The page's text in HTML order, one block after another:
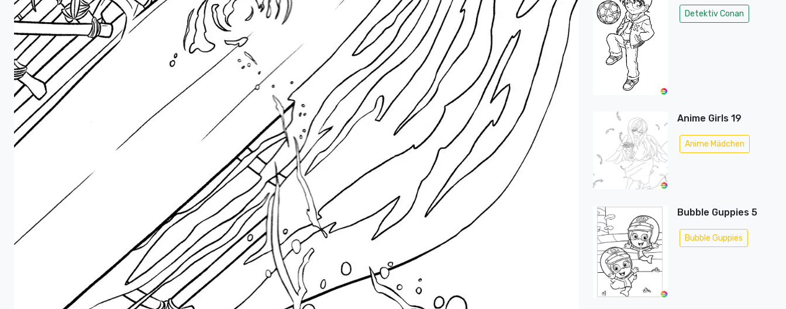
Detektiv Conan
Anime Girls 19
Anime Mädchen
Bubble Guppies 5
Bubble Guppies